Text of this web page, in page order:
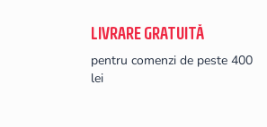
LIVRARE GRATUITĂ
pentru comenzi de peste 400
lei